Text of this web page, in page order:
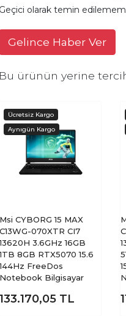
Geçici olarak temin
Gelince Haber Ver
Bu ürünün yerine
Msi CYBORG 15 MAX
C13WG-070XTR CI7
13620H 3.6GHz 16GB
1TB 8GB RTX5070 15.6
144Hz FreeDos
Notebook Bilgisayar
133.170,05 TL